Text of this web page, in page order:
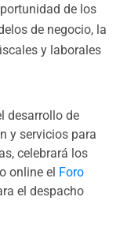
de los
de negocio, la
y laborales
desarrollo de
y servicios para
celebrará los
online el Foro
el despacho